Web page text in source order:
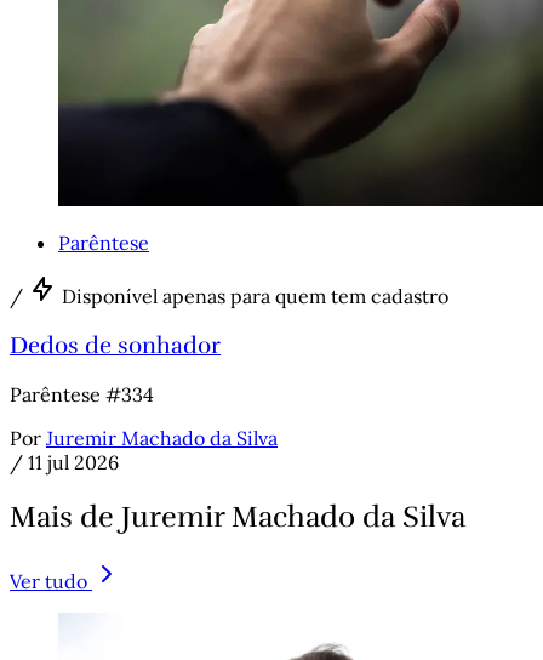
Parêntese
/ Disponível apenas para quem tem cadastro
Dedos de sonhador
Parêntese #334
Por Juremir Machado da Silva
/ 11 jul 2026
Mais de Juremir Machado da Silva
Ver tudo